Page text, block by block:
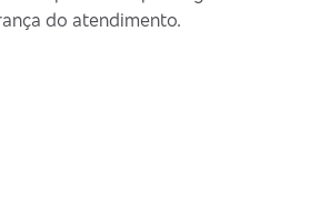
do atendimento.